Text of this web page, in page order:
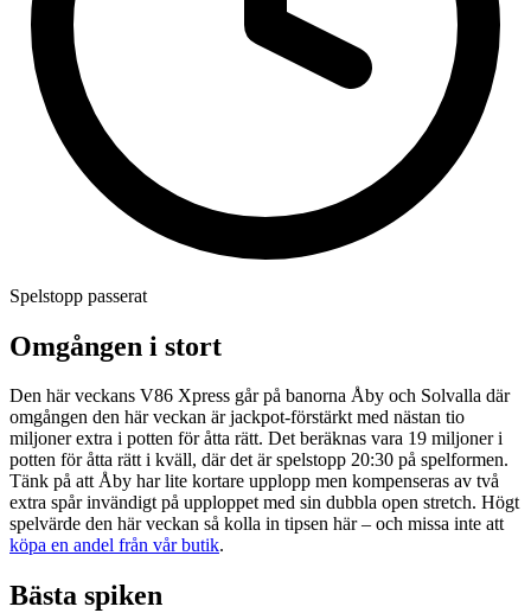
Spelstopp passerat
Omgången i stort
Den här veckans V86 Xpress går på banorna Åby och Solvalla där
omgången den här veckan är jackpot-förstärkt med nästan tio
miljoner extra i potten för åtta rätt. Det beräknas vara 19 miljoner i
potten för åtta rätt i kväll, där det är spelstopp 20:30 på spelformen.
Tänk på att Åby har lite kortare upplopp men kompenseras av två
extra spår invändigt på upploppet med sin dubbla open stretch. Högt
spelvärde den här veckan så kolla in tipsen här – och missa inte att
köpa en andel från vår butik.
Bästa spiken